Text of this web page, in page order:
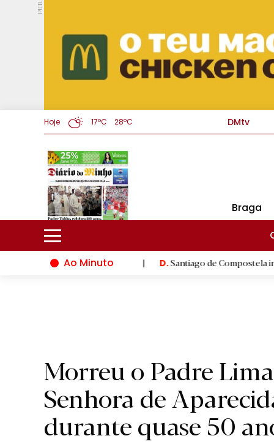
PUB.
Hoje 17ºC 28ºC DMtv
Braga
Ao Minuto
mundo da moda | D. Santiago de Compostela inaugura XVI
Morreu o Padre
Senhora de
durante quase 50